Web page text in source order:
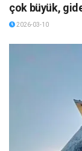
çok büyük,
2026-03-10